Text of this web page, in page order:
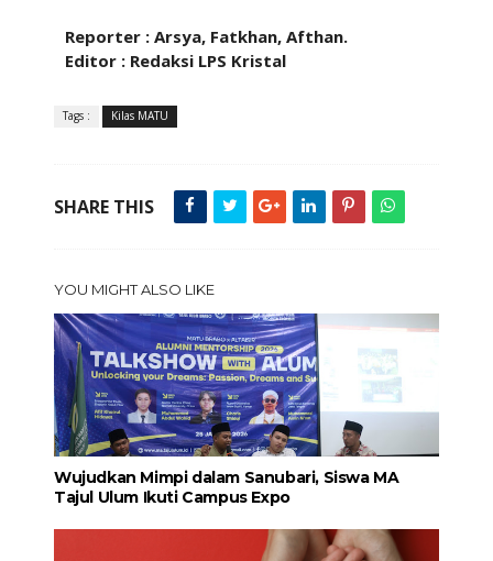
Reporter : Arsya, Fatkhan, Afthan.
Editor : Redaksi LPS Kristal
Tags : Kilas MATU
SHARE THIS
YOU MIGHT ALSO LIKE
Wujudkan Mimpi dalam Sanubari, Siswa MA
Tajul Ulum Ikuti Campus Expo